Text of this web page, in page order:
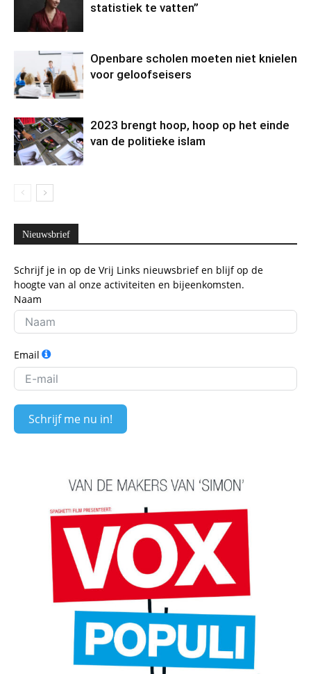
statistiek te vatten”
Openbare scholen moeten niet knielen
voor geloofseisers
2023 brengt hoop, hoop op het einde
van de politieke islam
Nieuwsbrief
Schrijf je in op de Vrij Links nieuwsbrief en blijf op de
hoogte van al onze activiteiten en bijeenkomsten.
Naam
Email
Schrijf me nu in!